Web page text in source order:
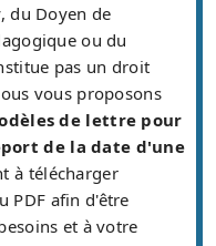
du Doyen de
ou du
pas un droit
vous proposons
de lettre pour
de la date d'une
à télécharger
PDF afin d'être
et à votre